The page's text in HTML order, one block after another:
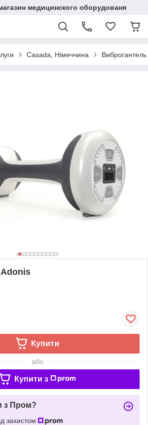
медицинского оборудованя
Casada, Німеччина
Купити
або
Купити з
з Пром?
захистом